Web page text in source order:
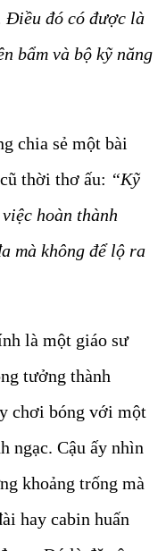
Điều đó có được là
bẩm và bộ kỹ năng
chia sẻ một bài
thời thơ ấu: “Kỹ
hoàn thành
mà không để lộ ra
là một giáo sư
tưởng thành
chơi bóng với một
ngạc. Cậu ấy nhìn
khoảng trống mà
hay cabin huấn